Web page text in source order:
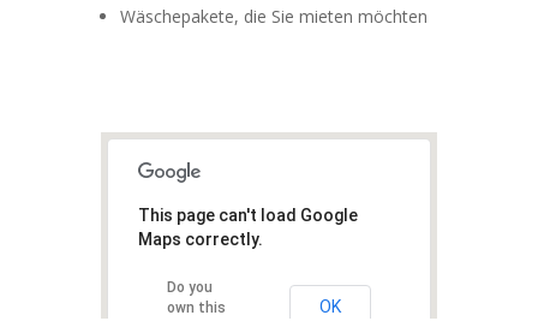
Wäschepakete, die Sie mieten möchten
This page can't load Google
Maps correctly.
Do you
own this
OK